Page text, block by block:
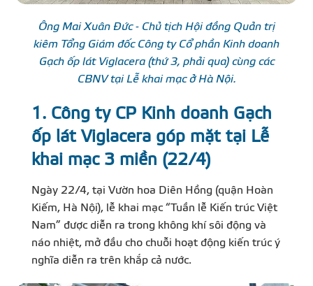
Ông Mai Xuân Đức - Chủ tịch Hội đồng Quản trị
kiêm Tổng Giám đốc Công ty Cổ phần Kinh doanh
Gạch ốp lát Viglacera (thứ 3, phải qua) cùng các
CBNV tại Lễ khai mạc ở Hà Nội.
1. Công ty CP Kinh doanh Gạch
ốp lát Viglacera góp mặt tại Lễ
khai mạc 3 miền (22/4)
Ngày 22/4, tại Vườn hoa Diên Hồng (quận Hoàn
Kiếm, Hà Nội), lễ khai mạc “Tuần lễ Kiến trúc Việt
Nam” được diễn ra trong không khí sôi động và
náo nhiệt, mở đầu cho chuỗi hoạt động kiến trúc ý
nghĩa diễn ra trên khắp cả nước.